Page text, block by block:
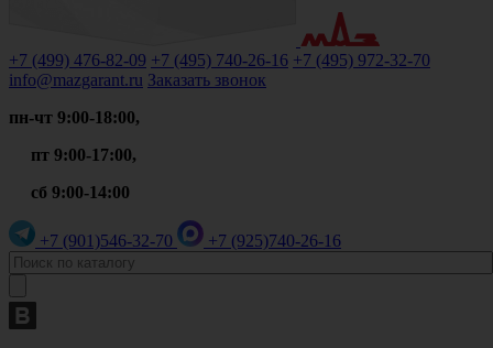
+7 (499) 476-82-09 +7 (495) 740-26-16 +7 (495) 972-32-70
info@mazgarant.ru Заказать звонок
пн-чт 9:00-18:00,
пт 9:00-17:00,
сб 9:00-14:00
+7 (901)546-32-70 +7 (925)740-26-16